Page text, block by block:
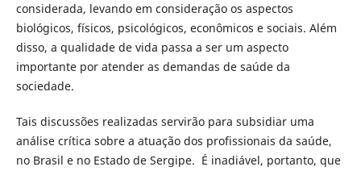
considerada, levando em consideração os aspectos
biológicos, físicos, psicológicos, econômicos e sociais. Além
disso, a qualidade de vida passa a ser um aspecto
importante por atender as demandas de saúde da
sociedade.
Tais discussões realizadas servirão para subsidiar uma
análise crítica sobre a atuação dos profissionais da saúde,
no Brasil e no Estado de Sergipe. É inadiável, portanto, que